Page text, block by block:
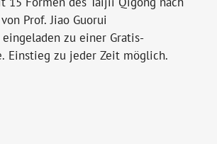
Prof. Jiao Guorui
zu einer Gratis-
Einstieg zu jeder Zeit möglich.